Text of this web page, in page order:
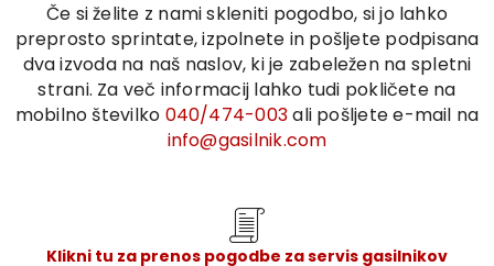
Če si želite z nami skleniti pogodbo, si jo lahko
preprosto sprintate, izpolnete in pošljete podpisana
dva izvoda na naš naslov, ki je zabeležen na spletni
strani. Za več informacij lahko tudi pokličete na
mobilno številko 040/474-003ali pošljete e-mail na
info@gasilnik.com
Klikni tu za prenos pogodbe za servis gasilnikov